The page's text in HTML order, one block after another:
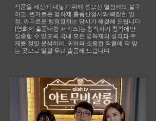
작품을 세상에 내놓기 위해 쏟으신 열정에도 불구
하고, 번거로운 영화제 출품신청서와 복잡한 일
정, 까다로운 행정절차는 당사가 해결해 드립니다
[영화제 출품대행 서비스]는 창작자가 창작에만
집중할 수 있도록 국내 모든 영화제의 성격과 주
제를 정밀 분석하여, 귀하의 소중한 작품에 딱 맞
는 곳으로 일괄 무료 출품해 드립니다.